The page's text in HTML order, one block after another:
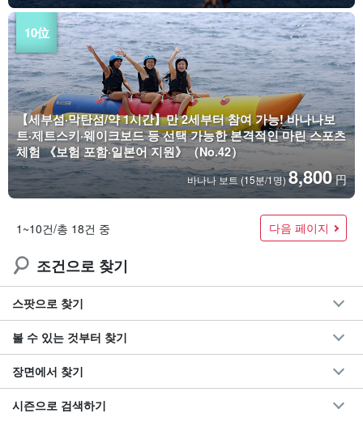
【세부섬·막탄섬/약 1시간】만 2세부터 참여 가능! 바나나보
트·제트스키·웨이크보드 등 선택 가능한 본격적인 마린 스포츠
체험 《보험 포함·일본어 지원》（No.42）
바나나 보트 (15분/1명)8,800 円
1~10건/총 18건 중 다음 페이지
조건으로 찾기
스팟으로 찾기
볼 수 있는 것부터 찾기
장면에서 찾기
시즌으로 검색하기